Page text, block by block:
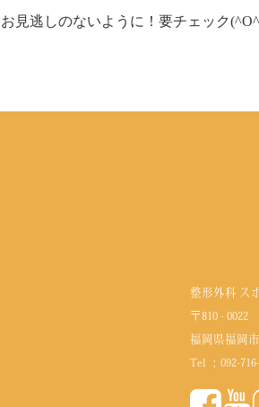
お見逃しのないように！要チェック
整形外科 ス
〒810 - 0022
福岡県福岡
Tel ： 092-